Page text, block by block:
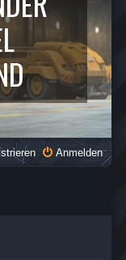
v
g
a
t
i
o
n
Anmelden